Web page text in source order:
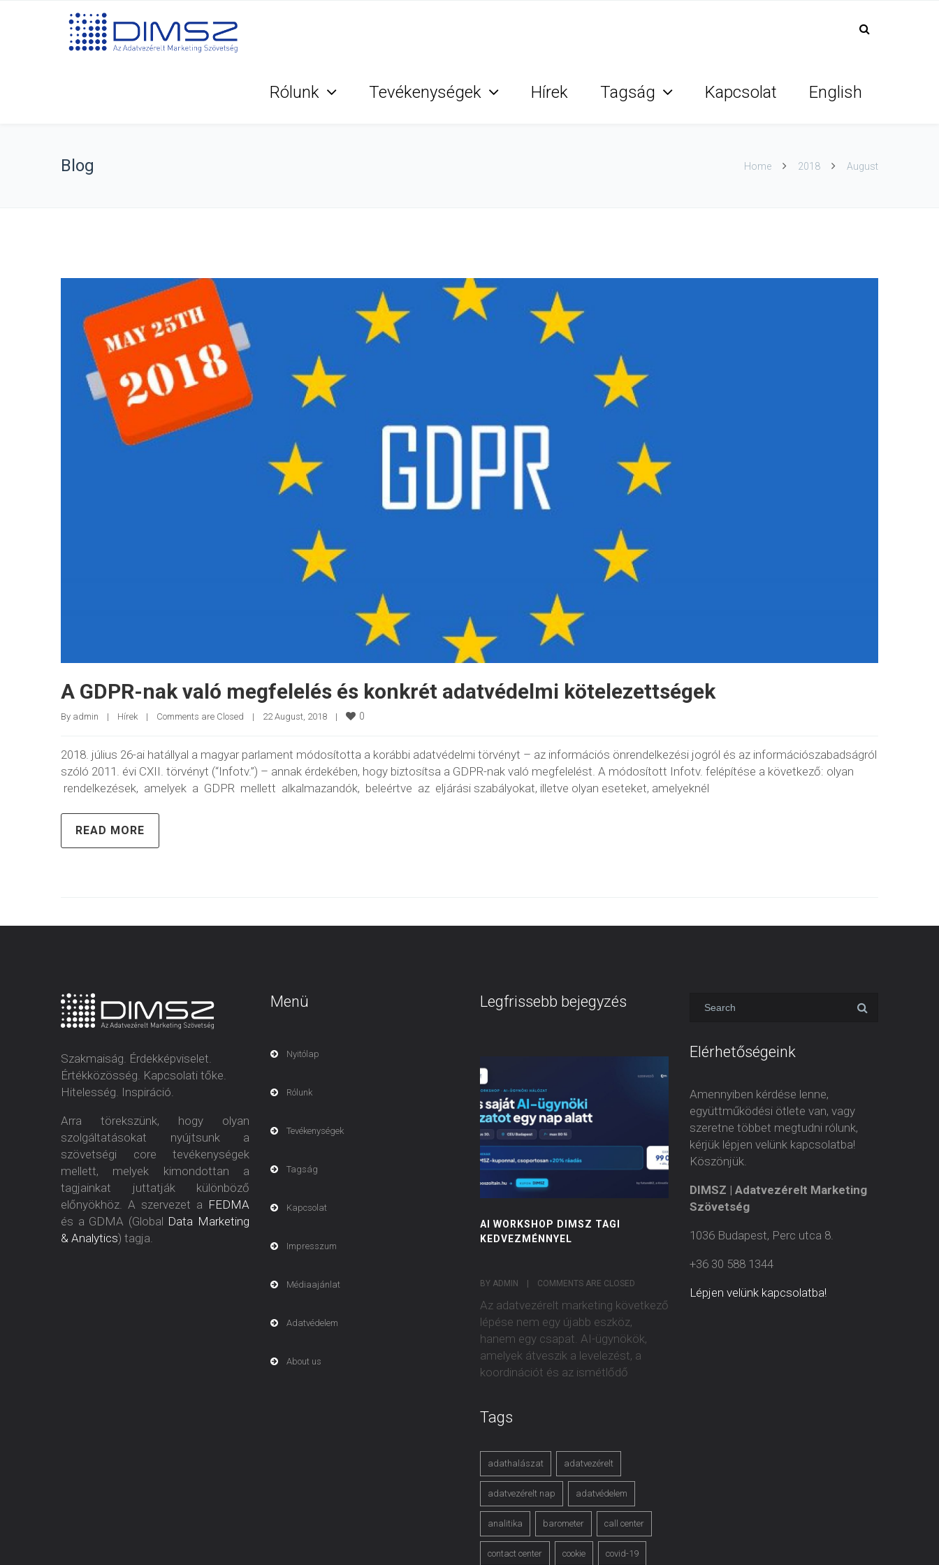
Rólunk Tevékenységek Hírek Tagság Kapcsolat English
Blog Home 2018 August
A GDPR-nak való megfelelés és konkrét adatvédelmi kötelezettségek
By admin | Hírek | Comments are Closed | 22 August, 2018 | 0
2018. július 26-ai hatállyal a magyar parlament módosította a korábbi adatvédelmi törvényt – az információs önrendelkezési jogról és az információszabadságról
szóló 2011. évi CXII. törvényt (“Infotv.”) – annak érdekében, hogy biztosítsa a GDPR-nak való megfelelést. A módosított Infotv. felépítése a következő: olyan
rendelkezések, amelyek a GDPR mellett alkalmazandók, beleértve az eljárási szabályokat, illetve olyan eseteket, amelyeknél
READ MORE
Szakmaiság. Érdekképviselet.
Értékközösség. Kapcsolati tőke.
Hitelesség. Inspiráció.
Arra törekszünk, hogy olyan
szolgáltatásokat nyújtsunk a
szövetségi core tevékenységek
mellett, melyek kimondottan a
tagjainkat juttatják különböző
előnyökhöz. A szervezet a FEDMA
és a GDMA (Global Data Marketing
& Analytics) tagja.
Menü
Nyitólap
Rólunk
Tevékenységek
Tagság
Kapcsolat
Impresszum
Médiaajánlat
Adatvédelem
About us
Legfrissebb bejegyzés
AI WORKSHOP DIMSZ TAGI
KEDVEZMÉNNYEL
BY ADMIN    | COMMENTS ARE CLOSED
Az adatvezérelt marketing következő
lépése nem egy újabb eszköz,
hanem egy csapat. AI-ügynökök,
amelyek átveszik a levelezést, a
koordinációt és az ismétlődő
Tags
adathalászat adatvezérelt
adatvezérelt nap adatvédelem
analitika barometer call center
contact center cookie covid-19
Elérhetőségeink
Amennyiben kérdése lenne,
együttműködési ötlete van, vagy
szeretne többet megtudni rólunk,
kérjük lépjen velünk kapcsolatba!
Köszönjük.
DIMSZ | Adatvezérelt Marketing
Szövetség
1036 Budapest, Perc utca 8.
+36 30 588 1344
Lépjen velünk kapcsolatba!